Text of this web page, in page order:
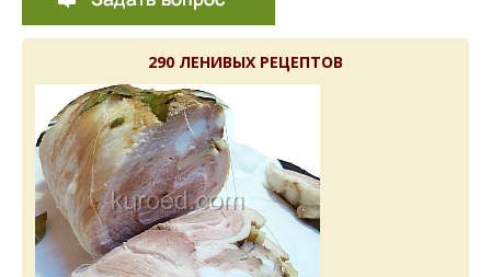
290 ЛЕНИВЫХ РЕЦЕПТОВ